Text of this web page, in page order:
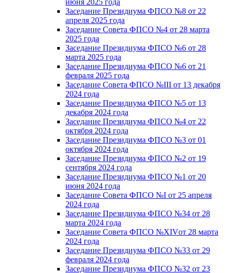
Заседание Президиума ФПСО №8 от 22
апреля 2025 года
Заседание Совета ФПСО №4 от 28 марта
2025 года
Заседание Президиума ФПСО №6 от 28
марта 2025 года
Заседание Президиума ФПСО №6 от 21
февраля 2025 года
Заседание Совета ФПСО №III от 13 декабря
2024 года
Заседание Президиума ФПСО №5 от 13
декабря 2024 года
Заседание Президиума ФПСО №4 от 22
октября 2024 года
Заседание Президиума ФПСО №3 от 01
октября 2024 года
Заседание Президиума ФПСО №2 от 19
сентября 2024 года
Заседание Президиума ФПСО №1 от 20
июня 2024 года
Заседание Совета ФПСО №I от 25 апреля
2024 года
Заседание Президиума ФПСО №34 от 28
марта 2024 года
Заседание Совета ФПСО №XIVот 28 марта
2024 года
Заседание Президиума ФПСО №33 от 29
февраля 2024 года
Заседание Президиума ФПСО №32 от 23